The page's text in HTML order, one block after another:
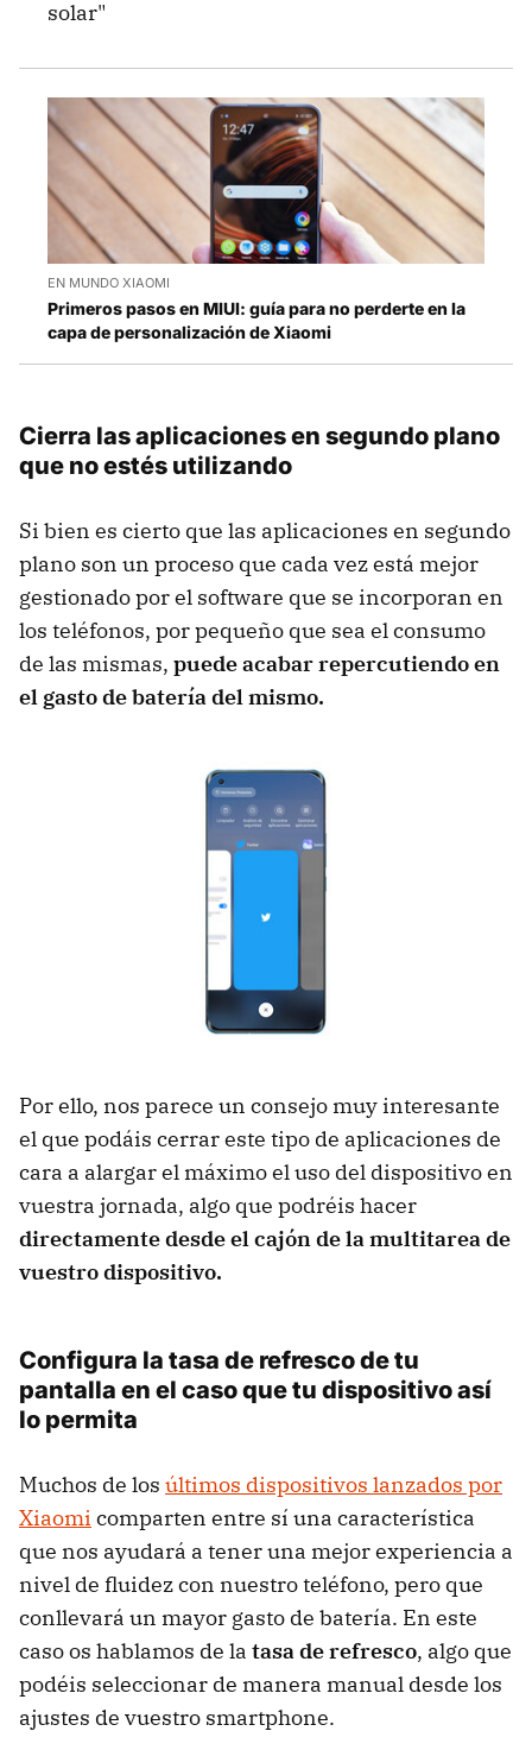
solar"
EN MUNDO XIAOMI
Primeros pasos en MIUI: guía para no perderte en la
capa de personalización de Xiaomi
Cierra las aplicaciones en segundo plano
que no estés utilizando
Si bien es cierto que las aplicaciones en segundo
plano son un proceso que cada vez está mejor
gestionado por el software que se incorporan en
los teléfonos, por pequeño que sea el consumo
de las mismas, puede acabar repercutiendo en
el gasto de batería del mismo.
Por ello, nos parece un consejo muy interesante
el que podáis cerrar este tipo de aplicaciones de
cara a alargar el máximo el uso del dispositivo en
vuestra jornada, algo que podréis hacer
directamente desde el cajón de la multitarea de
vuestro dispositivo.
Configura la tasa de refresco de tu
pantalla en el caso que tu dispositivo así
lo permita
Muchos de los últimos dispositivos lanzados por
Xiaomi comparten entre sí una característica
que nos ayudará a tener una mejor experiencia a
nivel de fluidez con nuestro teléfono, pero que
conllevará un mayor gasto de batería. En este
caso os hablamos de la tasa de refresco, algo que
podéis seleccionar de manera manual desde los
ajustes de vuestro smartphone.